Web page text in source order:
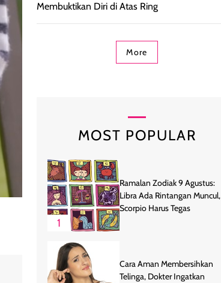
Membuktikan Diri di Atas Ring
More
MOST POPULAR
1
Ramalan Zodiak 9 Agustus:
Libra Ada Rintangan Muncul,
Scorpio Harus Tegas
Cara Aman Membersihkan
Telinga, Dokter Ingatkan